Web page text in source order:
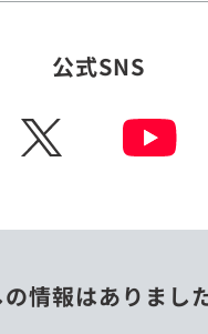
公式SNS
X
情報はありまし